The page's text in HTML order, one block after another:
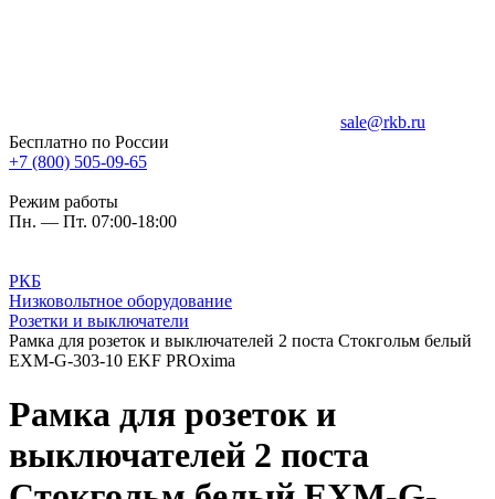
sale@rkb.ru
Бесплатно по России
+7 (800) 505-09-65
Режим работы
Пн. — Пт. 07:00-18:00
РКБ
Низковольтное оборудование
Розетки и выключатели
Рамка для розеток и выключателей 2 поста Стокгольм белый
EXM-G-303-10 EKF PROxima
Рамка для розеток и
выключателей 2 поста